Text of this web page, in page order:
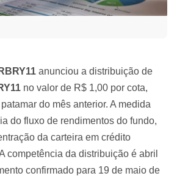
RBRY11 anunciou a distribuição de
no valor de R$ 1,00 por cota,
do mês anterior. A medida
do fluxo de rendimentos do fundo,
da carteira em crédito
competência da distribuição é abril
confirmado para 19 de maio de